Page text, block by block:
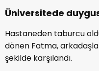
Üniversitede
Hastaneden taburcu
dönen Fatma,
şekilde karşılandı.